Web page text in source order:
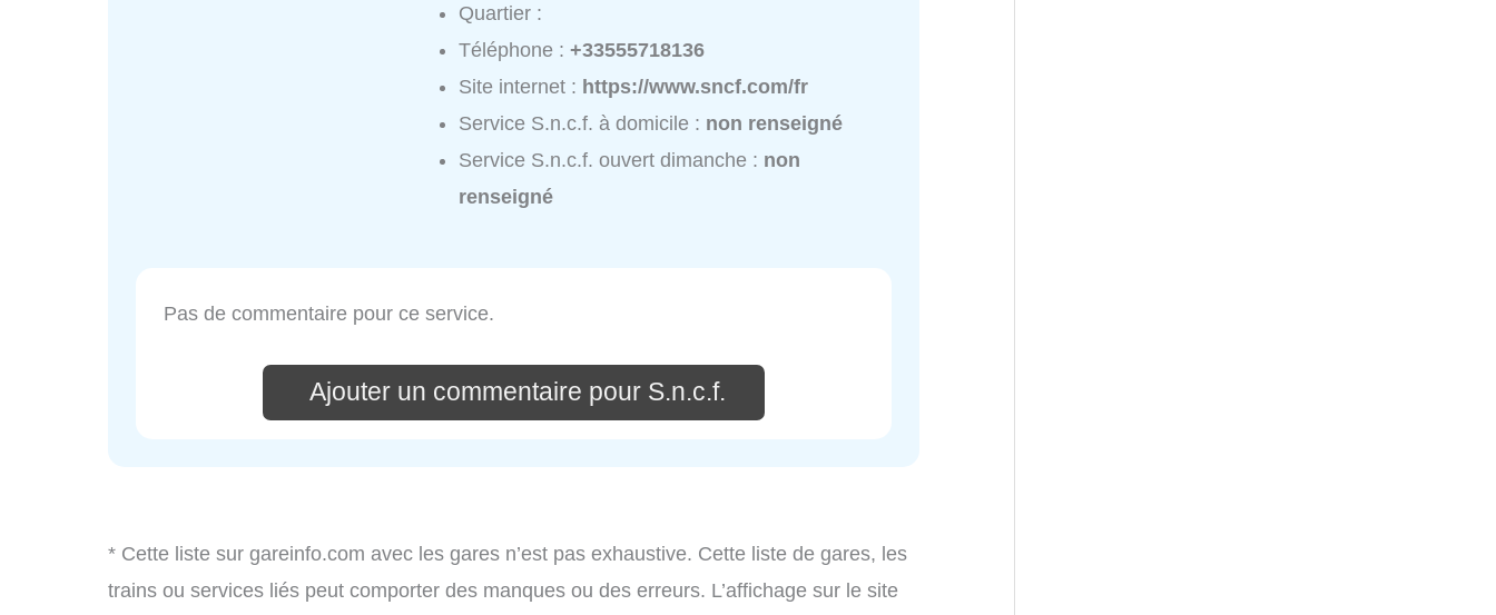
Quartier :
Téléphone :+33555718136
Site internet : https://www.sncf.com/fr
Service S.n.c.f. à domicile : non renseigné
Service S.n.c.f. ouvert dimanche : non
renseigné
Pas de commentaire pour ce service.
Ajouter un commentaire pour S.n.c.f.
* Cette liste sur gareinfo.com avec les gares n’est pas exhaustive. Cette liste de gares, les
trains ou services liés peut comporter des manques ou des erreurs. L’affichage sur le site